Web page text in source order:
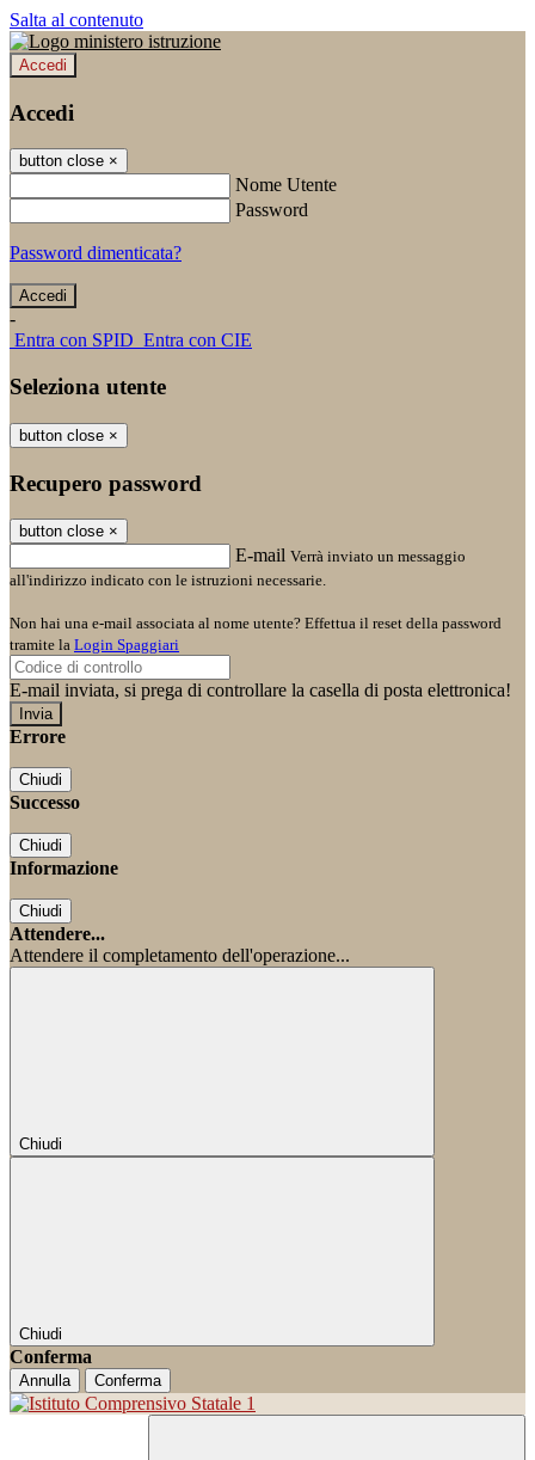
Salta al contenuto
Accedi
Accedi
button close ×
Nome Utente
Password
Password dimenticata?
-
Entra con SPID Entra con CIE
Seleziona utente
button close ×
Recupero password
button close ×
E-mail Verrà inviato un messaggio
all'indirizzo indicato con le istruzioni necessarie.
Non hai una e-mail associata al nome utente? Effettua il reset della password
tramite la Login Spaggiari
E-mail inviata, si prega di controllare la casella di posta elettronica!
Errore
Chiudi
Successo
Chiudi
Informazione
Chiudi
Attendere...
Attendere il completamento dell'operazione...
Chiudi
Chiudi
Conferma
Annulla Conferma